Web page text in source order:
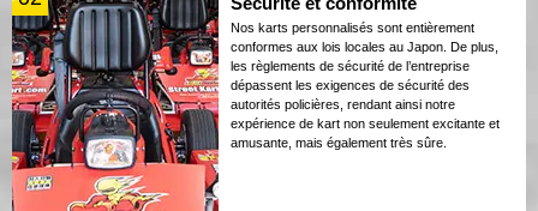
Nos karts personnalisés sont entièrement
conformes aux lois locales au Japon. De plus,
les règlements de sécurité de l’entreprise
dépassent les exigences de sécurité des
autorités policières, rendant ainsi notre
expérience de kart non seulement excitante et
amusante, mais également très sûre.